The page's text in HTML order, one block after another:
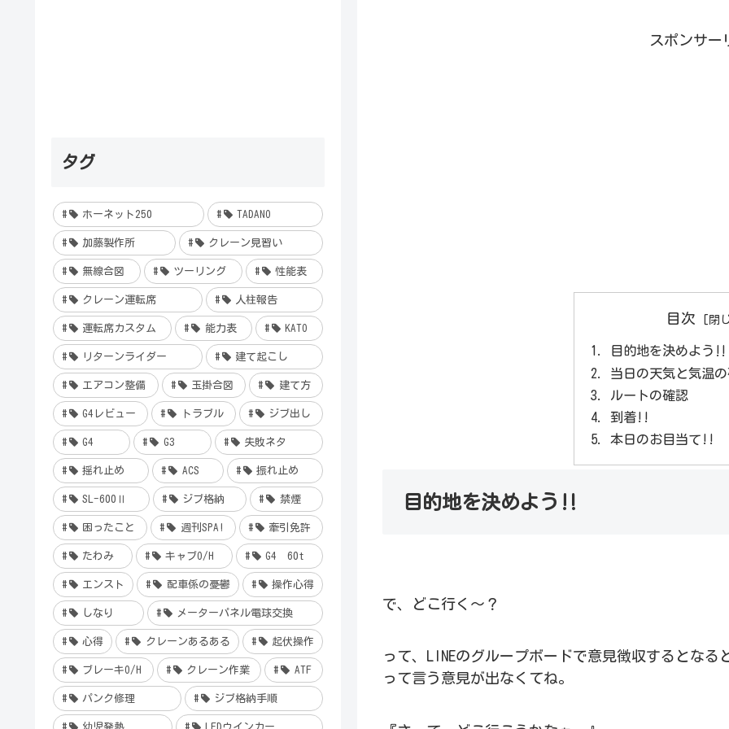
スポンサー
目次
目的地を決めよう‼️
当日の天気と気温
ルートの確認
到着!!
本日のお目当て!!
目的地を決めよう‼️
で、どこ行く～？
って、LINEのグループボードで意見徴収するとなる
って言う意見が出なくてね。
タグ
ホーネット250 TADANO
加藤製作所 クレーン見習い
無線合図 ツーリング 性能表
クレーン運転席 人柱報告
運転席カスタム 能力表 KATO
リターンライダー 建て起こし
エアコン整備 玉掛合図 建て方
G4レビュー トラブル ジブ出し
G4 G3 失敗ネタ
揺れ止め ACS 振れ止め
SL-600Ⅱ ジブ格納 禁煙
困ったこと 週刊SPA! 牽引免許
たわみ キャブO/H G4 60t
エンスト 配車係の憂鬱 操作心得
しなり メーターパネル電球交換
心得 クレーンあるある 起伏操作
ブレーキO/H クレーン作業 ATF
パンク修理 ジブ格納手順
幼児発熱 LEDウインカー